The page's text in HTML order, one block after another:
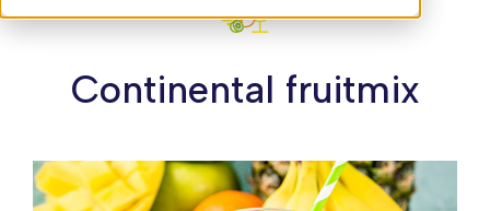
Continental fruitmix